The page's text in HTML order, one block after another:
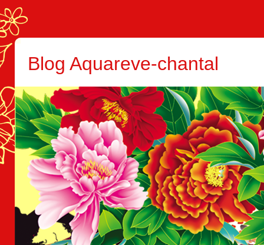
Blog Aquareve-chantal